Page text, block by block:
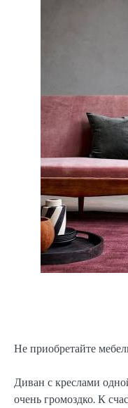
Не приобретайте
Диван с креслами
очень громоздко. К